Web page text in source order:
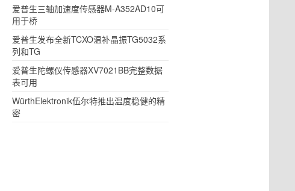
爱普生三轴加速度传感器M-A352AD10可
用于桥
爱普生发布全新TCXO温补晶振TG5032系
列和TG
爱普生陀螺仪传感器XV7021BB完整数据
表可用
WürthElektronik伍尔特推出温度稳健的精
密